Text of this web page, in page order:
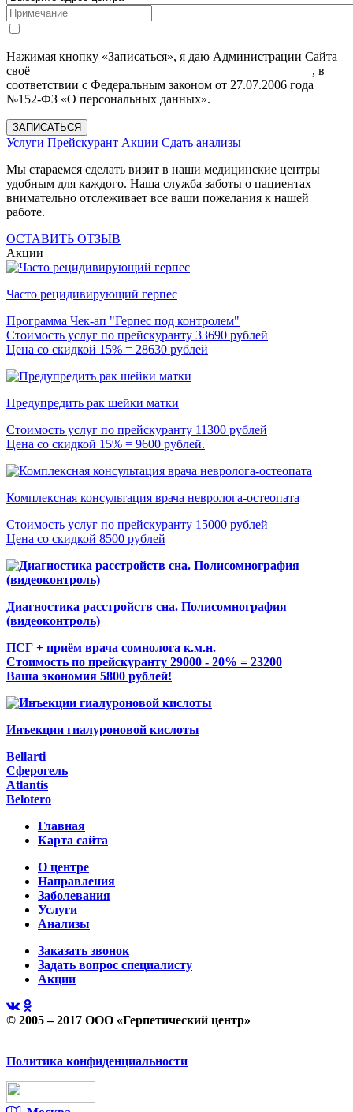
Нажимая кнопку «Записаться», я даю Администрации Сайта
своё
, в
соответствии с Федеральным законом от 27.07.2006 года
№152-ФЗ «О персональных данных».
ЗАПИСАТЬСЯ
Услуги Прейскурант Акции Сдать анализы
Мы стараемся сделать визит в наши медицинские центры
удобным для каждого. Наша служба заботы о пациентах
внимательно отслеживает все ваши пожелания к нашей
работе.
ОСТАВИТЬ ОТЗЫВ
Акции
Часто рецидивирующий герпес
Программа Чек-ап "Герпес под контролем"
Стоимость услуг по прейскуранту 33690 рублей
Цена со скидкой 15% = 28630 рублей
Предупредить рак шейки матки
Стоимость услуг по прейскуранту 11300 рублей
Цена со скидкой 15% = 9600 рублей.
Комплексная консультация врача невролога-остеопата
Стоимость услуг по прейскуранту 15000 рублей
Цена со скидкой 8500 рублей
Диагностика расстройств сна. Полисомнография
(видеоконтроль)
ПСГ + приём врача сомнолога к.м.н.
Стоимость по прейскуранту 29000 - 20% = 23200
Ваша экономия 5800 рублей!
Инъекции гиалуроновой кислоты
Bellarti
Сферогель
Atlantis
Belotero
Главная
Карта сайта
О центре
Направления
Заболевания
Услуги
Анализы
Заказать звонок
Задать вопрос специалисту
Акции
© 2005 – 2017 ООО «Герпетический центр»
Политика конфиденциальности